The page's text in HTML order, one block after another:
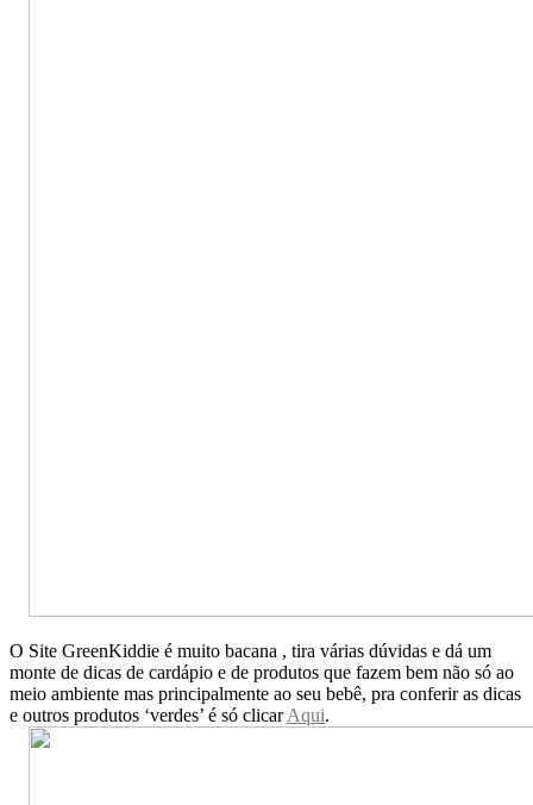
O Site GreenKiddie é muito bacana , tira várias dúvidas e dá um
monte de dicas de cardápio e de produtos que fazem bem não só ao
meio ambiente mas principalmente ao seu bebê, pra conferir as dicas
e outros produtos ‘verdes’ é só clicarAqui.